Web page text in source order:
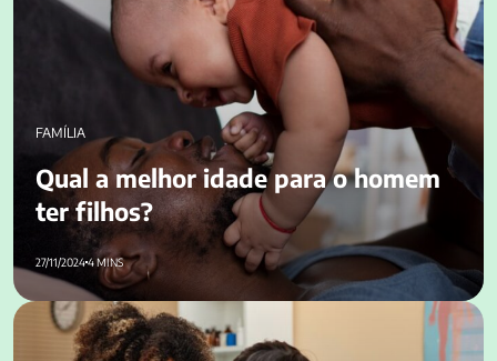
FAMÍLIA
Qual a melhor idade para o homem
ter filhos​?
27/11/20244 MINS
Quem tem herpes pode ter filhos?